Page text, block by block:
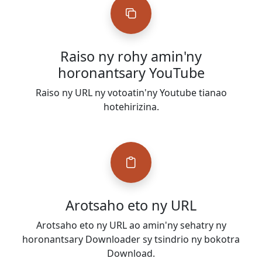
Raiso ny rohy amin'ny
horonantsary YouTube
Raiso ny URL ny votoatin'ny Youtube tianao
hotehirizina.
Arotsaho eto ny URL
Arotsaho eto ny URL ao amin'ny sehatry ny
horonantsary Downloader sy tsindrio ny bokotra
Download.